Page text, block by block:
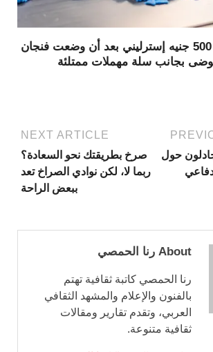
تم تغريمي بمبلغ 500 جنيه إسترليني بعد أن وضعت فنجان
بجانب سلة مهملات ممتلئة
حول
NEXT ARTICLE
صرخ بطريقتك نحو السعادة؟
ربما لا، لكن نوادي الصراخ تعد
ببعض الراحة
About رنا الحمصي
رنا الحمصي كاتبة ثقافية تهتم
بالفنون والإعلام والمشهد الثقافي
العربي، وتقدم تقارير ومقالات
ثقافية متنوعة.